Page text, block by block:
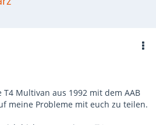
Multivan aus 1992 mit dem AAB
meine Probleme mit euch zu teilen.